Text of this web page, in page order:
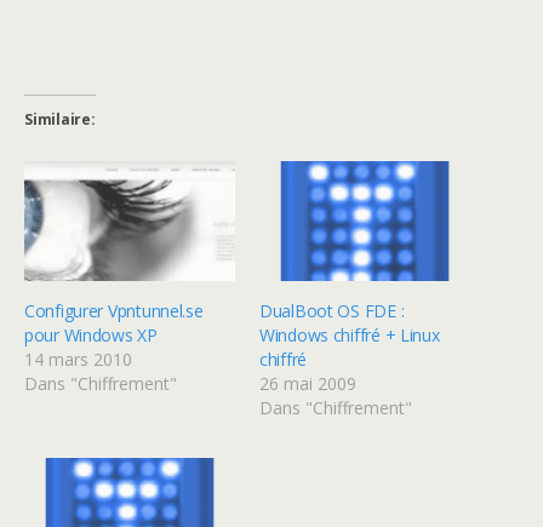
Similaire
Configurer Vpntunnel.se
pour Windows XP
14 mars 2010
Dans "Chiffrement"
DualBoot OS FDE :
Windows chiffré + Linux
chiffré
26 mai 2009
Dans "Chiffrement"